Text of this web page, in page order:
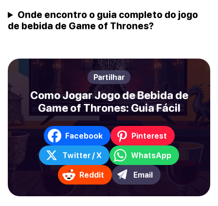
Onde encontro o guia completo do jogo
de bebida de Game of Thrones?
Partilhar
Como Jogar Jogo de Bebida de
Game of Thrones: Guia Fácil
Facebook Pinterest
Twitter / X WhatsApp
Reddit Email